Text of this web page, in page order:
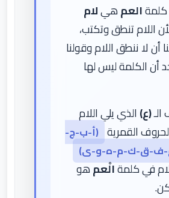
كلمةالعمهيلام
اللام تنطق وتكتب،
أن لا ننطق اللام وقولنا
أن الكلمة ليس لها
(ع)الذي يلي اللام
القمرية (أ-ب-ج-
ف-ق-ك-م-ه-و-ى)
في كلمةالْعمهو